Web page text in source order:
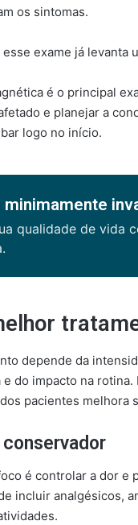
os sintomas.
esse exame já levanta
é o principal
e planejar a
logo no início.
qualidade de vida
depende da
do impacto na
pacientes melhora
é controlar a dor e
incluir analgésicos,